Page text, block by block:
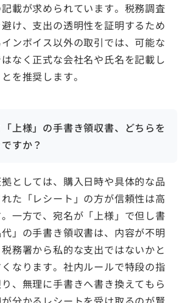
載が求められています。税務調査
け、支出の透明性を証明するため
ンボイス以外の取引では、可能な
なく正式な会社名や氏名を記載し
を推奨します。
上様」の手書き領収書、どちらを
すか？
としては、購入日時や具体的な品
た「レシート」の方が信頼性は高
一方で、宛名が「上様」で但し書
」の手書き領収書は、内容が不明
務署から私的な支出ではないかと
なります。社内ルールで特段の指
、無理に手書きへ書き換えてもら